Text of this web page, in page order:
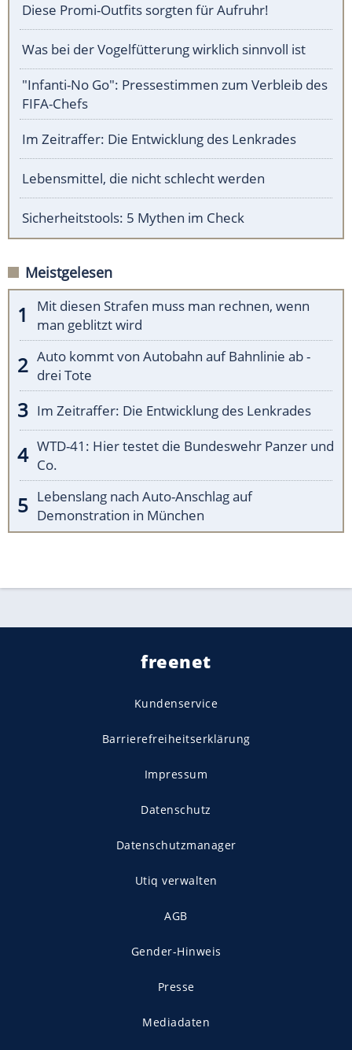
Diese Promi-Outfits sorgten für Aufruhr!
Was bei der Vogelfütterung wirklich sinnvoll ist
"Infanti-No Go": Pressestimmen zum Verbleib des
FIFA-Chefs
Im Zeitraffer: Die Entwicklung des Lenkrades
Lebensmittel, die nicht schlecht werden
Sicherheitstools: 5 Mythen im Check
Meistgelesen
Mit diesen Strafen muss man rechnen, wenn
man geblitzt wird
Auto kommt von Autobahn auf Bahnlinie ab -
drei Tote
Im Zeitraffer: Die Entwicklung des Lenkrades
WTD-41: Hier testet die Bundeswehr Panzer und
Co.
Lebenslang nach Auto-Anschlag auf
Demonstration in München
freenet
Kundenservice
Barrierefreiheitserklärung
Impressum
Datenschutz
Datenschutzmanager
Utiq verwalten
AGB
Gender-Hinweis
Presse
Mediadaten